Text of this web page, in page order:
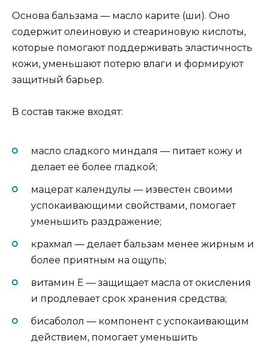
Основа бальзама — масло карите (ши). Оно
содержит олеиновую и стеариновую кислоты,
которые помогают поддерживать эластичность
кожи, уменьшают потерю влаги и формируют
защитный барьер.
В состав также входят:
масло сладкого миндаля — питает кожу и
делает её более гладкой;
мацерат календулы — известен своими
успокаивающими свойствами, помогает
уменьшить раздражение;
крахмал — делает бальзам менее жирным и
более приятным на ощупь;
витамин E — защищает масла от окисления
и продлевает срок хранения средства;
бисаболол — компонент с успокаивающим
действием, помогает уменьшить